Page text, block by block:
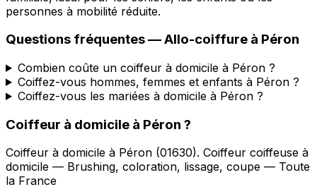
personnes à mobilité réduite.
Questions fréquentes —Allo-coiffure à Péron
Combien coûte un coiffeur à domicile à Péron ?
Coiffez-vous hommes, femmes et enfants à Péron ?
Coiffez-vous les mariées à domicile à Péron ?
Coiffeur à domicile à Péron ?
Coiffeur à domicile à Péron (01630). Coiffeur coiffeuse à
domicile — Brushing, coloration, lissage, coupe — Toute
la France